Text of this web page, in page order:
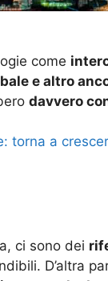
come
e altro
davvero
torna a
ci sono dei
D’altra